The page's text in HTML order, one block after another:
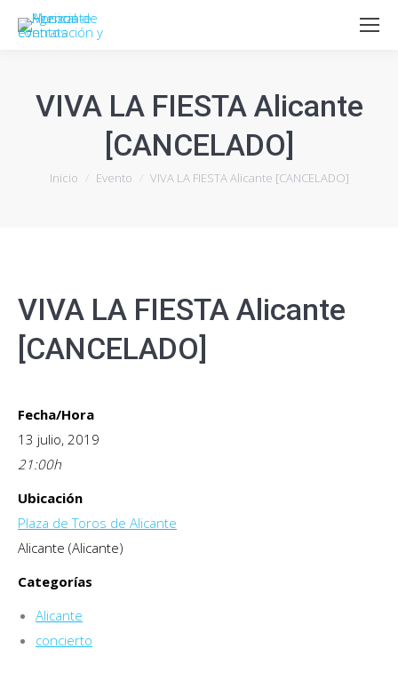
VIVA LA FIESTA Alicante
[CANCELADO]
Estás aquí:
Inicio Evento VIVA LA FIESTA Alicante [CANCELADO]
VIVA LA FIESTA Alicante
[CANCELADO]
Fecha/Hora
13 julio, 2019
21:00h
Ubicación
Plaza de Toros de Alicante
Alicante (Alicante)
Categorías
Alicante
concierto